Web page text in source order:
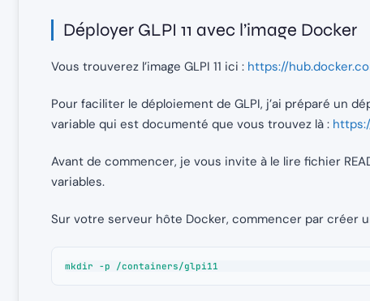
Déployer GLPI 11 avec l’image Docker
Vous trouverez l’image GLPI 11 ici : https://
Pour faciliter le déploiement de GLPI, j’ai préparé un
variable qui est documenté que vous trouvez là :
Avant de commencer, je vous invite à le lire fichier
variables.
Sur votre serveur hôte Docker, commencer par créer
mkdir -p /containers/glpi11